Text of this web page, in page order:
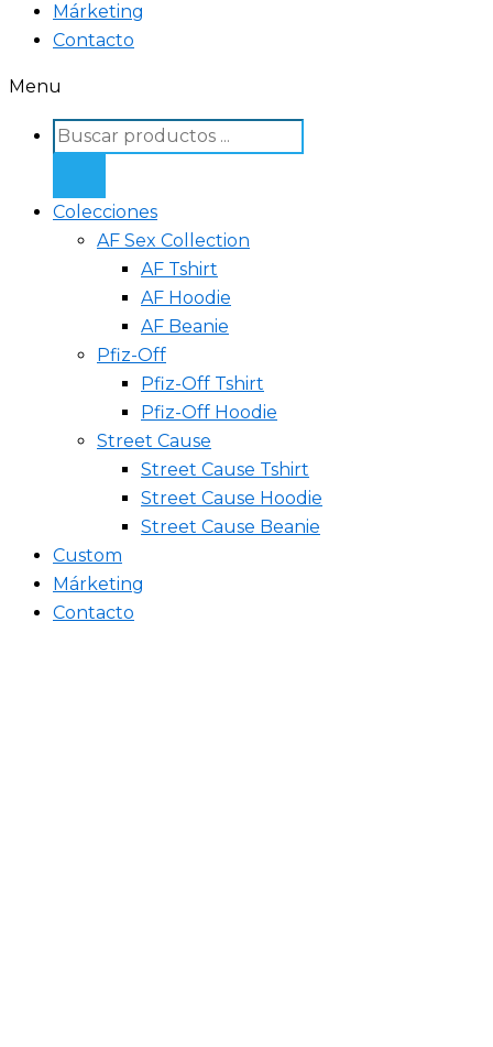
Márketing
Contacto
Menu
Colecciones
AF Sex Collection
AF Tshirt
AF Hoodie
AF Beanie
Pfiz-Off
Pfiz-Off Tshirt
Pfiz-Off Hoodie
Street Cause
Street Cause Tshirt
Street Cause Hoodie
Street Cause Beanie
Custom
Márketing
Contacto